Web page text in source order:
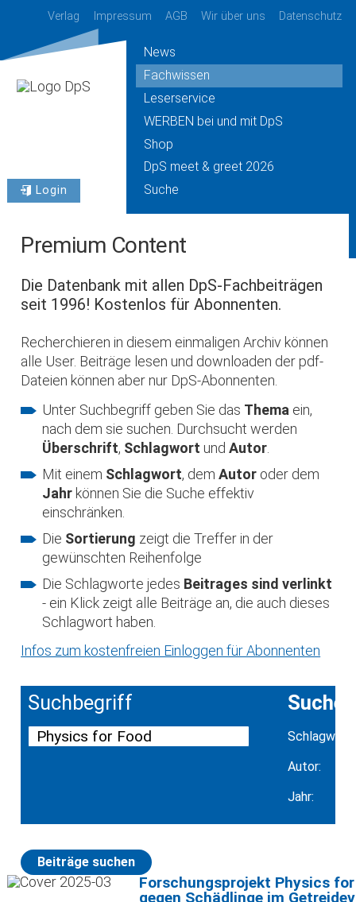
Verlag Impressum AGB Wir über uns Datenschutz
Login
News
Fachwissen
Leserservice
WERBEN bei und mit DpS
Shop
DpS meet & greet 2026
Suche
Premium Content
Die Datenbank mit allen DpS-Fachbeiträgen
seit 1996! Kostenlos für Abonnenten.
Recherchieren in diesem einmaligen Archiv können
alle User. Beiträge lesen und downloaden der pdf-
Dateien können aber nur DpS-Abonnenten.
Unter Suchbegriff geben Sie das Thema ein,
nach dem sie suchen. Durchsucht werden
Überschrift, Schlagwort undAutor
Mit einem Schlagwort, demAutor oder dem
Jahr können Sie die Suche effektiv
einschränken.
Die Sortierung zeigt die Treffer in der
gewünschten Reihenfolge
Die Schlagworte jedes Beitrages sind verlinkt
- ein Klick zeigt alle Beiträge an, die auch dieses
Schlagwort haben.
Infos zum kostenfreien Einloggen für Abonnenten
Suchbegriff Suche
Schlagwort:
Autor:
Jahr:
Beiträge suchen
Forschungsprojekt Physics
gegen Schädlinge im